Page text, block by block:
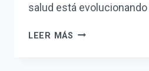
salud está
LEER MÁS EL